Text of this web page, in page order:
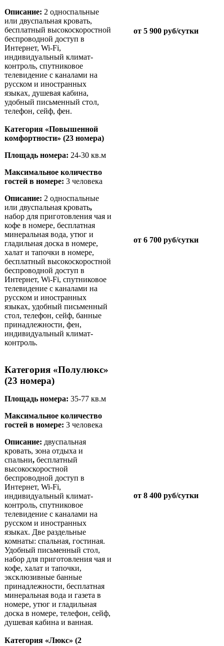
Описание: 2 односпальные
или двуспальная кровать,
бесплатный высокоскоростной
беспроводной доступ в
Интернет, Wi-Fi,
индивидуальный климат-
контроль, спутниковое
телевидение с каналами на
русском и иностранных
языках, душевая кабина,
удобный письменный стол,
телефон, сейф, фен.
от 5 900 руб/сутки
Категория «Повышенной
комфортности» (23 номера)
Площадь номера: 24-30 кв.м
Maксимальное количество
гостей в номере: 3 человека
Описание: 2 односпальные
или двуспальная кровать,
набор для приготовления чая и
кофе в номере, бесплатная
минеральная вода, утюг и
гладильная доска в номере,
халат и тапочки в номере,
бесплатный высокоскоростной
беспроводной доступ в
Интернет, Wi-Fi, спутниковое
телевидение с каналами на
русском и иностранных
языках, удобный письменный
стол, телефон, сейф, банные
принадлежности, фен,
индивидуальный климат-
контроль.
от 6 700 руб/сутки
Категория «Полулюкс»
(23 номера)
Площадь номера: 35-77 кв.м
Maксимальное количество
гостей в номере: 3 человека
Описание: двуспальная
кровать, зона отдыха и
спальни, бесплатный
высокоскоростной
беспроводной доступ в
Интернет, Wi-Fi,
индивидуальный климат-
контроль, спутниковое
телевидение с каналами на
русском и иностранных
языках. Две раздельные
комнаты: спальная, гостиная.
Удобный письменный стол,
набор для приготовления чая и
кофе, халат и тапочки,
эксклюзивные банные
принадлежности, бесплатная
минеральная вода и газета в
номере, утюг и гладильная
доска в номере, телефон, сейф,
душевая кабина и ванная.
от 8 400 руб/сутки
Категория «Люкс» (2